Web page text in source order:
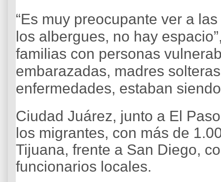
“Es muy preocupante ver a
los albergues, no hay
familias con personas
embarazadas, madres
enfermedades, estaban
Ciudad Juárez, junto a El
los migrantes, con más de
Tijuana, frente a San Diego,
funcionarios locales.